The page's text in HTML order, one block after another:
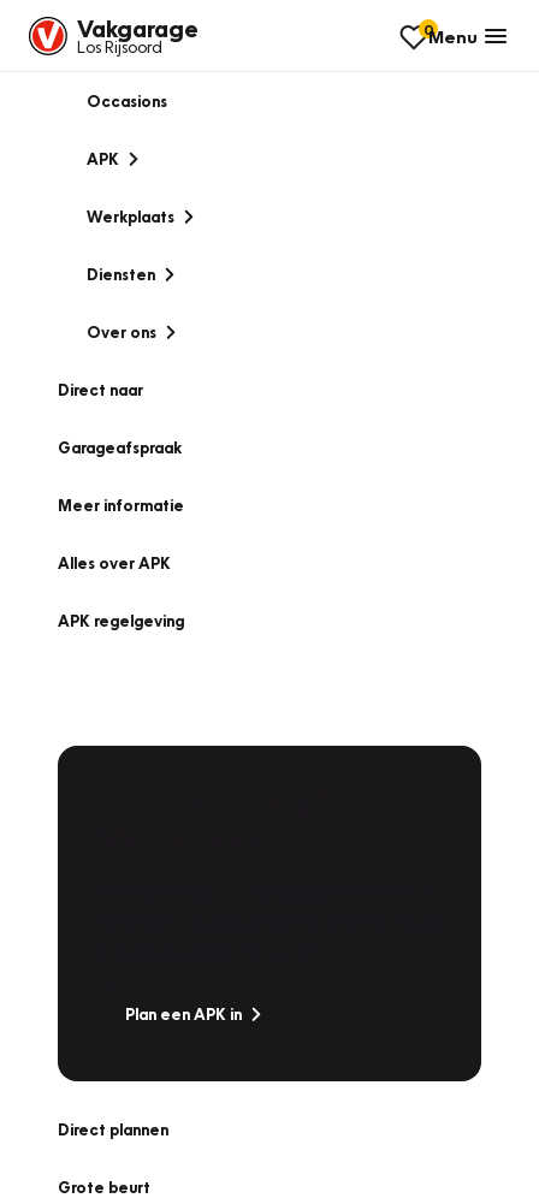
Vakgarage
Los Rijsoord
0Menu
Occasions
APK
Werkplaats
Diensten
Over ons
Direct naar
Garageafspraak
Meer informatie
Alles over APK
APK regelgeving
Plan een APK in
Direct plannen
Grote beurt